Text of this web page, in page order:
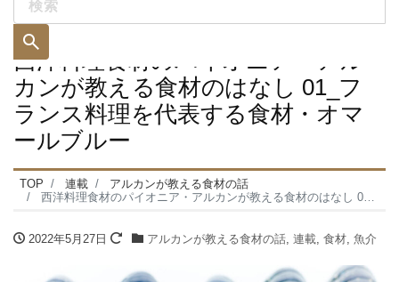
西洋料理食材のパイオニア・アル
カンが教える食材のはなし 01_フ
ランス料理を代表する食材・オマ
ールブルー
TOP 連載
アルカンが教える食材の話
西洋料理食材のパイオニア・アルカンが教える食材のはなし 01_フランス料理を代表する食材・オマールブルー
2022年5月27日 アルカンが教える食材の話, 連載, 食材, 魚介